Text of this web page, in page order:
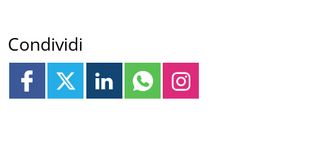
Condividi